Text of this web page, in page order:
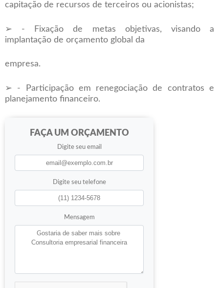
capitação de recursos de terceiros ou acionistas;
➢ - Fixação de metas objetivas, visando a
implantação de orçamento global da
empresa.
➢ - Participação em renegociação de contratos e
planejamento financeiro.
FAÇA UM ORÇAMENTO
Digite seu email
Digite seu telefone
Mensagem